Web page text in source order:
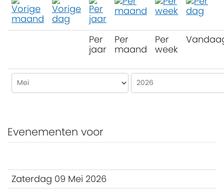
Per
jaar
Per
maand
Per
week
Evenementen voor
Zaterdag 09 Mei 2026